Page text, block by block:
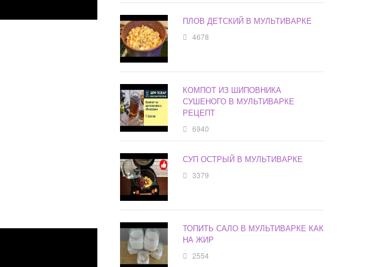
ПЛОВ ДЕТСКИЙ В МУЛЬТИВАРКЕ
4678
КОМПОТ ИЗ ШИПОВНИКА
СУШЕНОГО В МУЛЬТИВАРКЕ
РЕЦЕПТ
6940
СУП ОСТРЫЙ В МУЛЬТИВАРКЕ
3379
ТОПИТЬ САЛО В МУЛЬТИВАРКЕ КАК
НА ЖИР
2554